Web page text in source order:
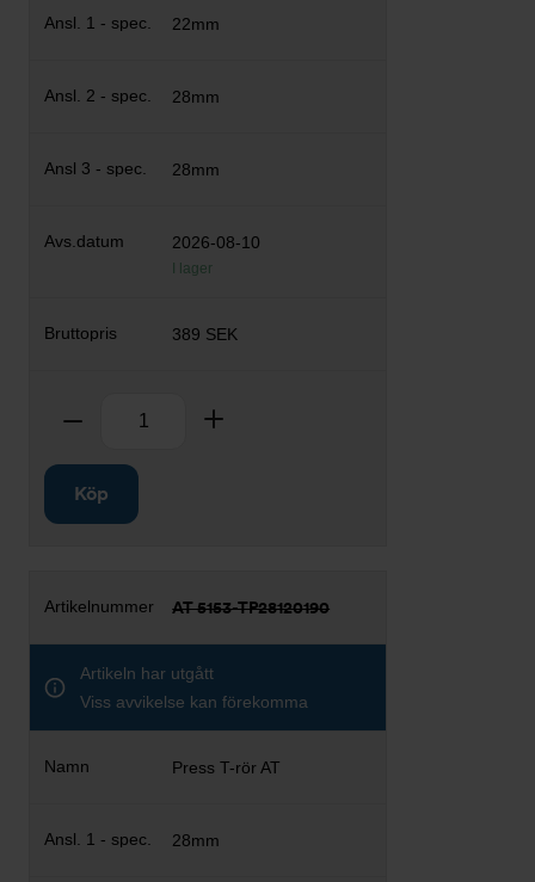
22mm
28mm
28mm
2026-08-10
I lager
389 SEK
Ta bort
Köp
AT 5153-TP28120190
Artikeln har utgått
Viss avvikelse kan förekomma
Press T-rör AT
28mm